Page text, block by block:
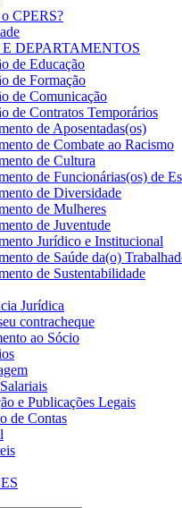
CPERS?
DEPARTAMENTOS
de Educação
de Formação
de Comunicação
de Contratos Temporários
de Aposentadas(os)
de Combate ao Racismo
de Cultura
de Funcionárias(os) de
de Diversidade
de Mulheres
de Juventude
Jurídico e Institucional
de Saúde da(o)
de Sustentabilidade
Jurídica
contracheque
ao Sócio
e Publicações Legais
de Contas